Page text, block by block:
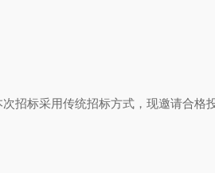
标采用传统招标方式，现邀请合格投